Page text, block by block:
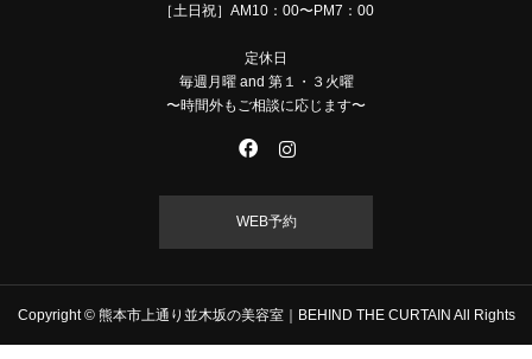
［土日祝］AM10：00〜PM7：00
定休日
毎週月曜 and 第１・３火曜
〜時間外もご相談に応じます〜
WEB予約
Copyright © 熊本市上通り並木坂の美容室｜BEHIND THE CURTAIN All Rights